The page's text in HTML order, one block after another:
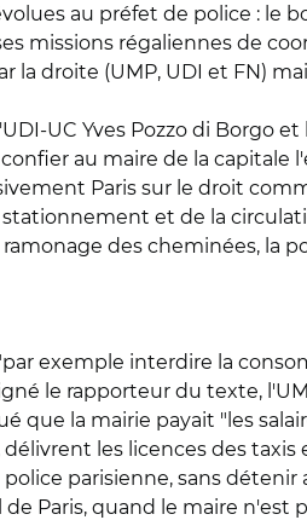
au préfet de police : le
missions régaliennes de
droite (UMP, UDI et FN)
UC Yves Pozzo di Borgo
au maire de la
Paris sur le droit
et de la
des cheminées, la
exemple interdire la
le rapporteur du texte,
que la mairie payait "les
les licences des
parisienne, sans
Paris, quand le maire n'est